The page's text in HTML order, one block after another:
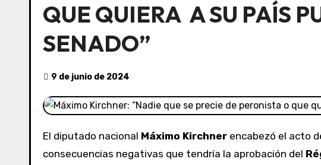
QUE QUIERA A SU PAÍS
SENADO”
9 de junio de 2024
El diputado nacional Máximo Kirchner encabezó el acto
consecuencias negativas que tendría la aprobación del